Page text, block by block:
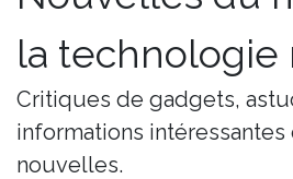
la technologie
Critiques de gadgets,
informations
nouvelles.